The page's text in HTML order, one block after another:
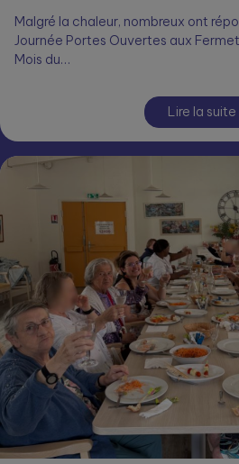
Malgré la chaleur, nombreux ont
Journée Portes Ouvertes aux
Mois du…
Lire la suite